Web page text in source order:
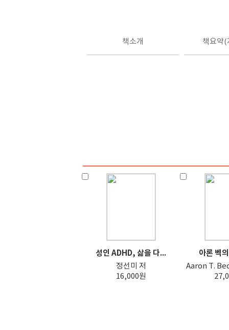
책소개 책요약(
성인 ADHD, 삶을 다...
정선미 저
16,000원
아론 벡
Aaron T.